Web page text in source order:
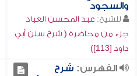
والسجود
للشيخ: عبد المحسن العباد
جزء من محاضرة ( شرح سنن أبي
داود [113])
الفهرس: شرح